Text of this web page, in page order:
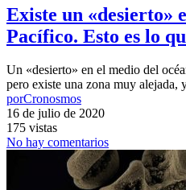
Existe un «desierto»
Pacífico. Esto es lo
Un «desierto» en el medio del
pero existe una zona muy
porCronosmos
16 de julio de 2020
175 vistas
No hay comentarios